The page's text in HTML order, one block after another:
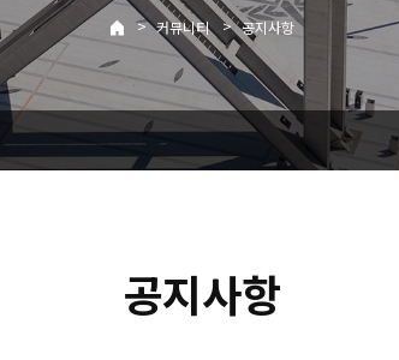
> 커뮤니티 > 공지사항
공지사항